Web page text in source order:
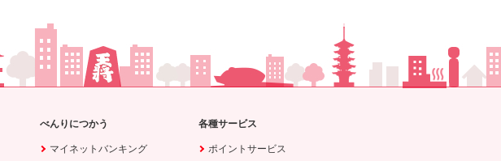
べんりにつかう
マイネットバンキング
各種サービス
ポイントサービス